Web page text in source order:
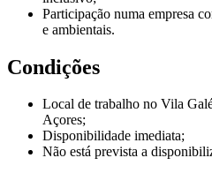
Participação numa empresa
e ambientais.
Condições
Local de trabalho no Vila
Açores;
Disponibilidade imediata;
Não está prevista a